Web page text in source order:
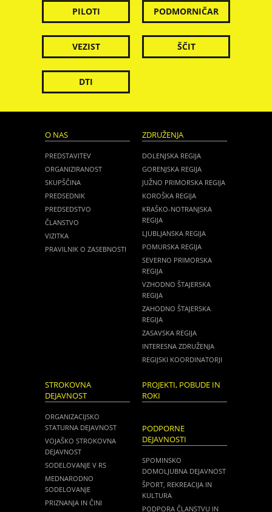
PILOTI PODMORNIČAR
VEZIST ŠČIT
DTI
O NAS
PREDSTAVITEV
ORGANIZIRANOST
SKUPŠČINA
PREDSEDNIK
PREDSEDSTVO
ČLANSTVO
VIZITKA
PRAVILNIK O ZASEBNOSTI
ZDRUŽENJA
DOLENJSKA REGIJA
GORENJSKA REGIJA
JUŽNO PRIMORSKA REGIJA
KOROŠKA REGIJA
KRAŠKO-NOTRANJSKA
REGIJA
LJUBLJANSKA REGIJA
POMURSKA REGIJA
SEVERNO PRIMORSKA
REGIJA
VZHODNO ŠTAJERSKA
REGIJA
ZAHODNO ŠTAJERSKA
REGIJA
ZASAVSKA REGIJA
INTERESNA ZDRUŽENJA
REGIJSKI KOORDINATORJI
STROKOVNA
DEJAVNOST
ORGANIZACIJSKO
STATURNA DEJAVNOST
VOJAŠKO STROKOVNA
DEJAVNOST
SODELOVANJE V RS
MEDNARODNO
SODELOVANJE
PRIZNANJA IN ČINI
PROJEKTI, POBUDE IN
ROKI
PODPORNE
DEJAVNOSTI
SPOMINSKO
DOMOLJUBNA DEJAVNOST
ŠPORT, REKREACIJA IN
KULTURA
PODPORA ČLANSTVU IN